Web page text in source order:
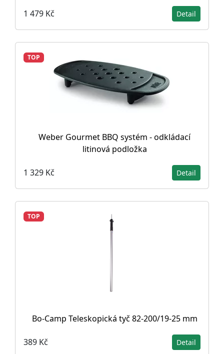
1 479 Kč Detail
TOP
Weber Gourmet BBQ systém - odkládací
litinová podložka
1 329 Kč Detail
TOP
Bo-Camp Teleskopická tyč 82-200/19-25 mm
389 Kč Detail